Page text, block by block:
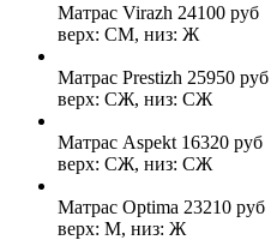
Матрас Virazh 24100 руб
верх: СМ, низ: Ж
Матрас Prestizh 25950 руб
верх: СЖ, низ: СЖ
Матрас Aspekt 16320 руб
верх: СЖ, низ: СЖ
Матрас Optima 23210 руб
верх: М, низ: Ж